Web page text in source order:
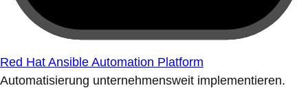
Red Hat Ansible Automation Platform
Automatisierung unternehmensweit implementieren.